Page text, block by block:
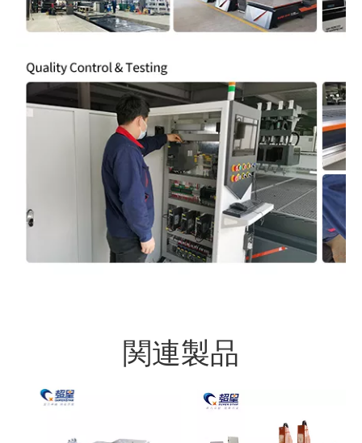
関連製品